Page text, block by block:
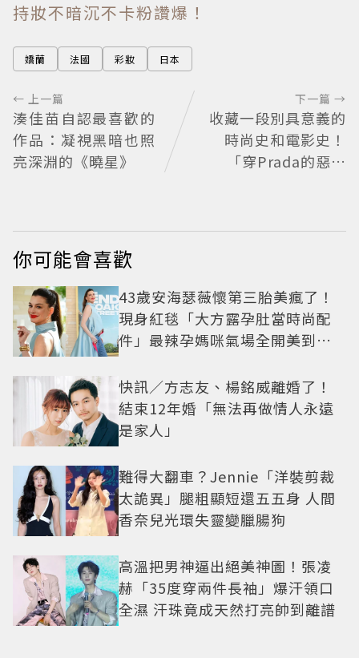
持妝不暗沉不卡粉讚爆！
嬌蘭 法國 彩妝 日本
← 上一篇
湊佳苗自認最喜歡的
作品：凝視黑暗也照
亮深淵的《曉星》
下一篇 →
收藏一段別具意義的
時尚史和電影史！
「穿Prada的惡魔
你可能會喜歡
43歲安海瑟薇懷第三胎美瘋了！
現身紅毯「大方露孕肚當時尚配
件」最辣孕媽咪氣場全開美到發
快訊／方志友、楊銘威離婚了！
結束12年婚「無法再做情人永遠
是家人」
難得大翻車？Jennie「洋裝剪裁
太詭異」腿粗顯短還五五身 人間
香奈兒光環失靈變臘腸狗
高溫把男神逼出絕美神圖！張凌
赫「35度穿兩件長袖」爆汗領口
全濕 汗珠竟成天然打亮帥到離譜